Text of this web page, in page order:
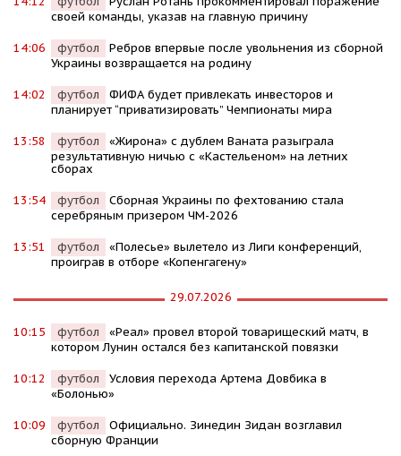
своей команды, указав на главную причину
14:06 футбол
Ребров впервые после увольнения из сборной
Украины возвращается на родину
14:02 футбол
ФИФА будет привлекать инвесторов и
планирует “приватизировать” Чемпионаты мира
13:58 футбол
«Жирона» с дублем Ваната разыграла
результативную ничью с «Кастельеном» на летних
сборах
13:54 футбол
Сборная Украины по фехтованию стала
серебряным призером ЧМ-2026
13:51 футбол
«Полесье» вылетело из Лиги конференций,
проиграв в отборе «Копенгагену»
29.07.2026
10:15 футбол
«Реал» провел второй товарищеский матч, в
котором Лунин остался без капитанской повязки
10:12 футбол
Условия перехода Артема Довбика в
«Болонью»
10:09 футбол
Официально. Зинедин Зидан возглавил
сборную Франции